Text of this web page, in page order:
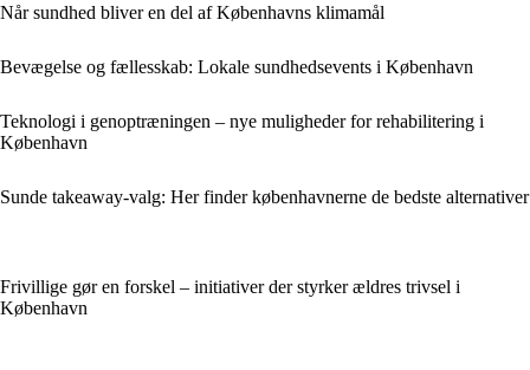
Når sundhed bliver en del af Københavns klimamål
Bevægelse og fællesskab: Lokale sundhedsevents i København
Teknologi i genoptræningen – nye muligheder for rehabilitering i
København
Sunde takeaway-valg: Her finder københavnerne de bedste alternativer
Frivillige gør en forskel – initiativer der styrker ældres trivsel i
København